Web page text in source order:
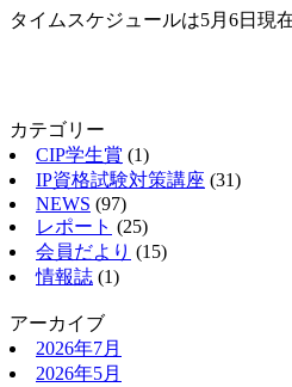
タイムスケジュールは5月6日現
カテゴリー
CIP学生賞 (1)
IP資格試験対策講座 (31)
NEWS (97)
レポート (25)
会員だより (15)
情報誌 (1)
アーカイブ
2026年7月
2026年5月